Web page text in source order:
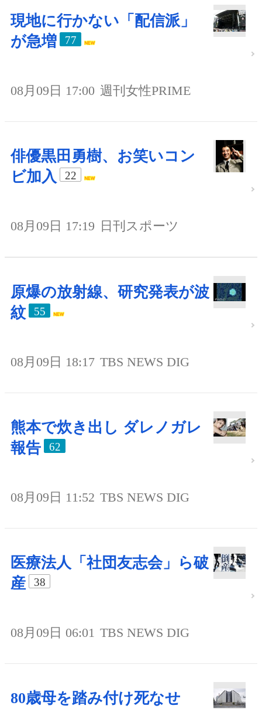
現地に行かない「配信派」
が急増
77
08月09日 17:00 週刊女性PRIME
俳優黒田勇樹、お笑いコン
ビ加入
22
08月09日 17:19 日刊スポーツ
原爆の放射線、研究発表が波
紋
55
08月09日 18:17 TBS NEWS DIG
熊本で炊き出し ダレノガレ
報告
62
08月09日 11:52 TBS NEWS DIG
医療法人「社団友志会」ら破
産
38
08月09日 06:01 TBS NEWS DIG
80歳母を踏み付け死なせ